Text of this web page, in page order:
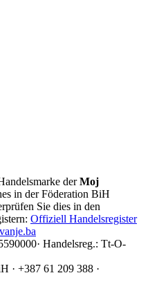
derMoj
in der Föderation BiH
Sie dies in den
Offiziell Handelsregister
· Handelsreg.: Tt-O-
· +387 61 209 388 ·